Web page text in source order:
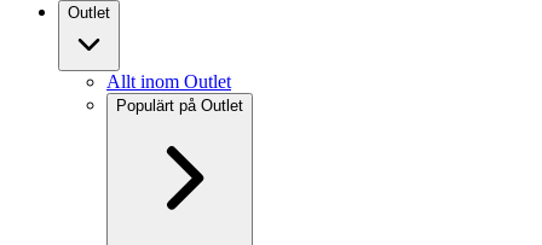
Outlet
Allt inom Outlet
Populärt på Outlet